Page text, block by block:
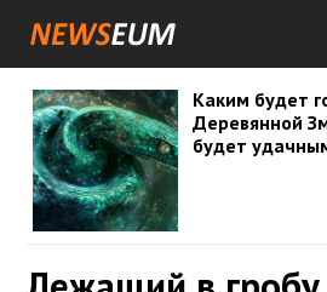
Каким будет
Деревянной
будет